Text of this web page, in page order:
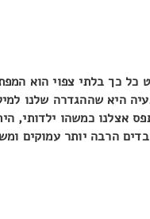
כל כך בלתי צפוי הוא
היא שההגדרה שלנו
אצלנו כמשהו ילדותי,
הרבה יותר עמוקים